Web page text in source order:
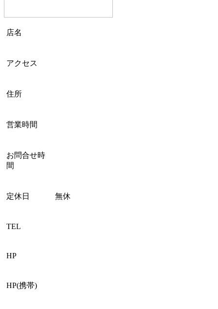
店名
アクセス
住所
営業時間
お問合せ時
間
定休日 無休
TEL
HP
HP(携帯)